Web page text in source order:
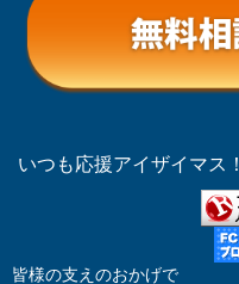
いつも応援アイザイマス！
皆様の支えのおかげで